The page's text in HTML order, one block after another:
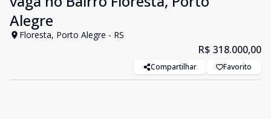
Alegre
Floresta, Porto Alegre - RS
R$ 318.000,00
Compartilhar Favorito